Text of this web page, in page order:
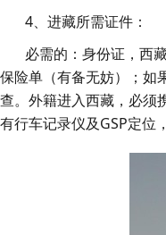
4、进藏所需证件：
必需的：身份证，西藏
保险单（有备无妨）；如
查。外籍进入西藏，必须
有行车记录仪及GSP定位